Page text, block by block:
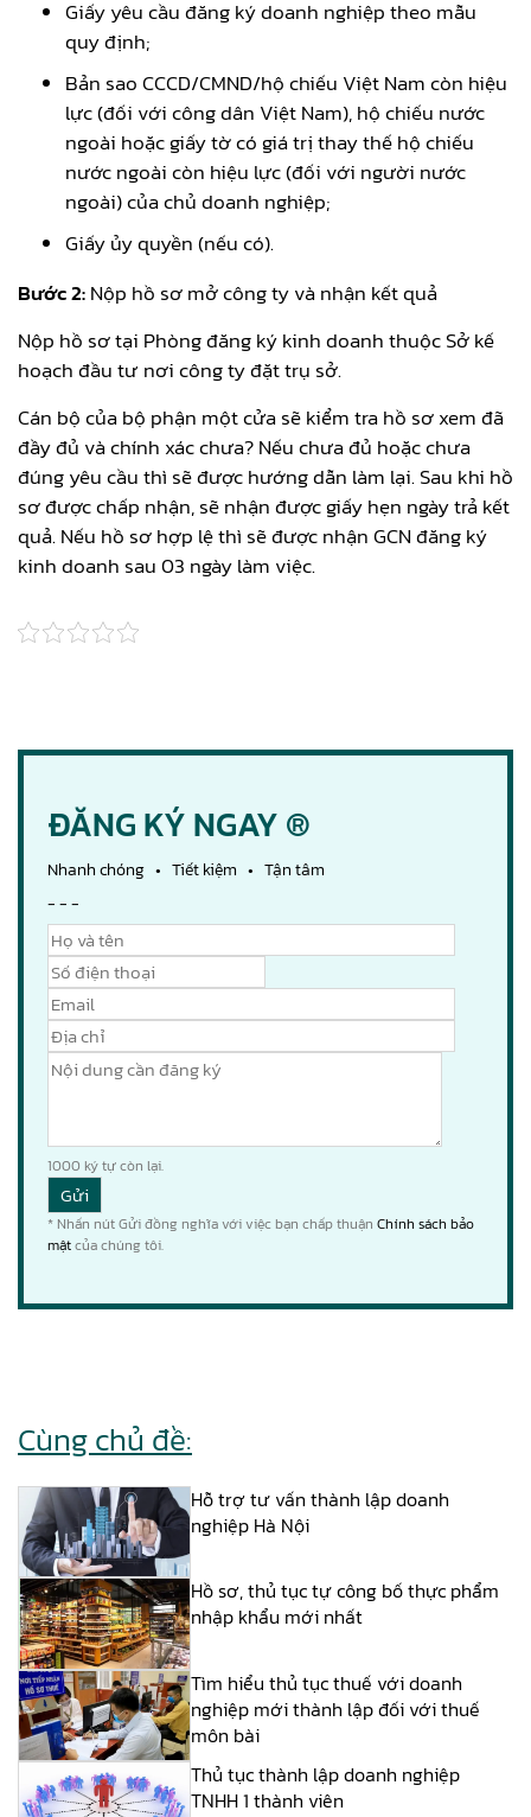
Giấy yêu cầu đăng ký doanh nghiệp theo mẫu
quy định;
Bản sao CCCD/CMND/hộ chiếu Việt Nam còn hiệu
lực (đối với công dân Việt Nam), hộ chiếu nước
ngoài hoặc giấy tờ có giá trị thay thế hộ chiếu
nước ngoài còn hiệu lực (đối với người nước
ngoài) của chủ doanh nghiệp;
Giấy ủy quyền (nếu có).
Bước 2:Nộp hồ sơ mở công ty và nhận kết quả
Nộp hồ sơ tại Phòng đăng ký kinh doanh thuộc Sở kế
hoạch đầu tư nơi công ty đặt trụ sở.
Cán bộ của bộ phận một cửa sẽ kiểm tra hồ sơ xem đã
đầy đủ và chính xác chưa? Nếu chưa đủ hoặc chưa
đúng yêu cầu thì sẽ được hướng dẫn làm lại. Sau khi hồ
sơ được chấp nhận, sẽ nhận được giấy hẹn ngày trả kết
quả. Nếu hồ sơ hợp lệ thì sẽ được nhận GCN đăng ký
kinh doanh sau 03 ngày làm việc.
ĐĂNG KÝ NGAY ®
Nhanh chóng • Tiết kiệm • Tận tâm
- - -
1000 ký tự còn lại.
* Nhấn nút Gửi đồng nghĩa với việc bạn chấp thuận Chính sách bảo
mậtcủa chúng tôi.
Cùng chủ đề:
Hỗ trợ tư vấn thành lập doanh
nghiệp Hà Nội
Hồ sơ, thủ tục tự công bố thực phẩm
nhập khẩu mới nhất
Tìm hiểu thủ tục thuế với doanh
nghiệp mới thành lập đối với thuế
môn bài
Thủ tục thành lập doanh nghiệp
TNHH 1 thành viên